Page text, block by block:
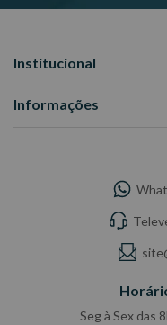
Institucional
Informações
Seg à Sex das